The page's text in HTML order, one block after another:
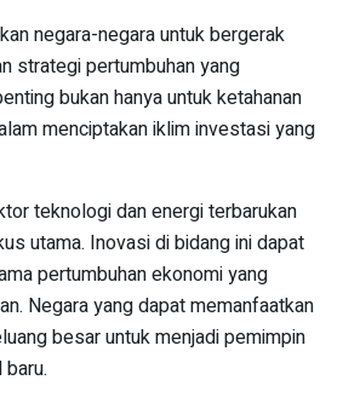
negara-negara untuk bergerak
strategi pertumbuhan yang
bukan hanya untuk ketahanan
menciptakan iklim investasi yang
teknologi dan energi terbarukan
utama. Inovasi di bidang ini dapat
pertumbuhan ekonomi yang
Negara yang dapat memanfaatkan
besar untuk menjadi pemimpin